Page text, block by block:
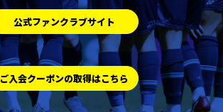
公式ファンクラブサイト
ご入会クーポンの取得はこちら